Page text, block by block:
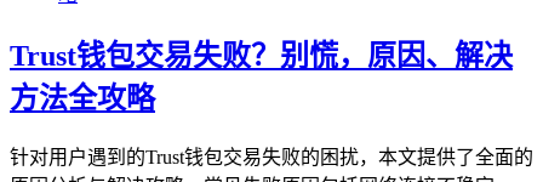
Trust钱包交易失败？别慌，原因、解决
方法全攻略
针对用户遇到的Trust钱包交易失败的困扰，本文提供了全面的